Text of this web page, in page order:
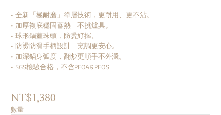
• 全新「極耐磨」塗層技術，更耐用、更不沾。
• 加厚複底穩固蓄熱，不挑爐具。
• 球形鍋蓋珠頭，防燙好握。
• 防燙防滑手柄設計，烹調更安心。
• 加深鍋身弧度，翻炒更順手不外濺。
• SGS檢驗合格，不含PFOA&PFOS
NT$1,380
數量